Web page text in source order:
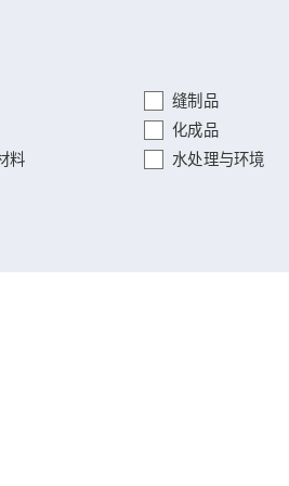
缝制品
化成品
料
水处理与环境